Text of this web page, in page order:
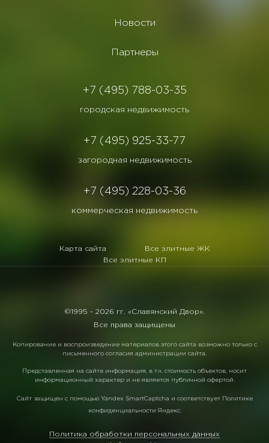
Новости
Партнеры
+7 (495) 788-03-35
городская недвижимость
+7 (495) 925-33-77
загородная недвижимость
+7 (495) 228-03-36
коммерческая недвижимость
Карта сайта
Все элитные ЖК
Все элитные КП
©1995 - 2026 гг. «Славянский Двор».
Все права защищены
Копирование и воспроизведение материалов этого сайта возможно только с
письменного согласия администрации сайта.
Представленная на сайте информация, в т.ч. стоимость объектов, носит
информационный характер и не является публичной офертой.
Сайт защищен с помощью Yandex SmartCaptcha и соответствует Политике
конфиденциальности Яндекс.
Политика обработки персональных данных